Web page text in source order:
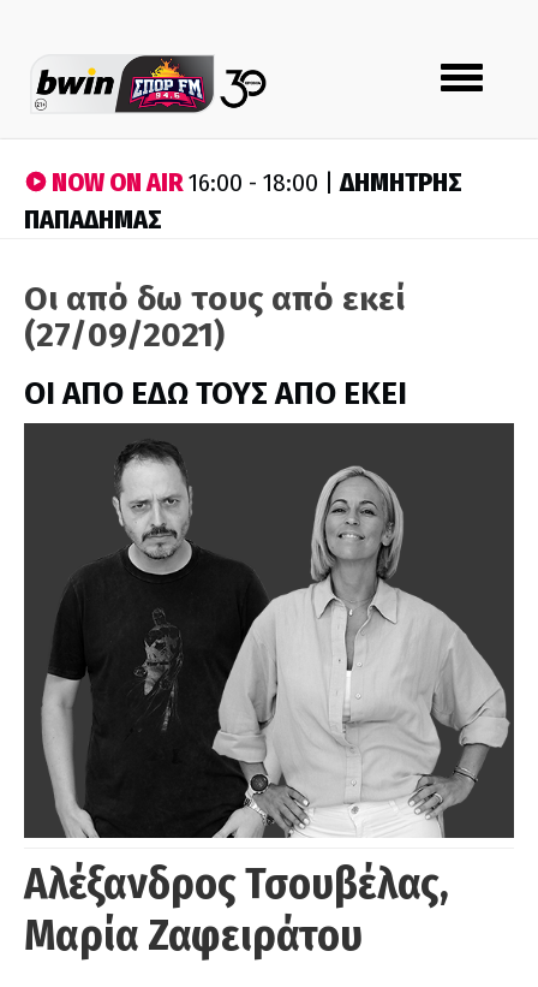
Toggle
navigation
NOW ON AIR16:00 - 18:00 |ΔΗΜΗΤΡΗΣ
ΠΑΠΑΔΗΜΑΣ
Οι από δω τους από εκεί
(27/09/2021)
ΟΙ ΑΠΟ ΕΔΩ ΤΟΥΣ ΑΠΟ ΕΚΕΙ
Αλέξανδρος Τσουβέλας,
Μαρία Ζαφειράτου